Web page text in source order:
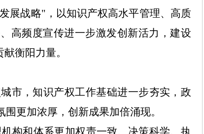
展战略"，以知识产权高水平管理、高质
高频度宣传进一步激发创新活力，建设
衡阳力量。
市，知识产权工作基础进一步夯实，政
更加浓厚，创新成果加倍涌现。
构和体系更加权责一致、决策科学、执